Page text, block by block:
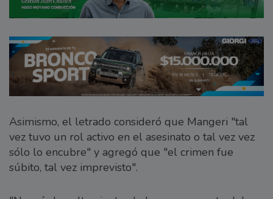
Asimismo, el letrado consideró que Mangeri "tal
vez tuvo un rol activo en el asesinato o tal vez vez
sólo lo encubre" y agregó que "el crimen fue
súbito, tal vez imprevisto".